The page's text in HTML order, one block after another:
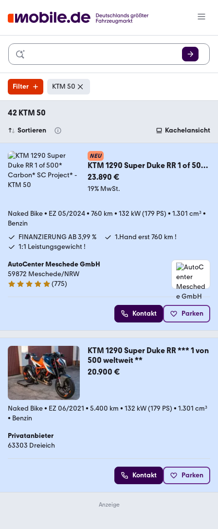
Filter KTM 50
42 KTM 50
Sortieren Kachelansicht
NEU
KTM 1290 Super Duke RR 1 of 500*
Carbon* SC Project*
23.890 €
19% MwSt.
Naked Bike• EZ 05/2024• 760 km • 132 kW (179 PS) • 1.301 cm³•
Benzin
FINANZIERUNG AB 3,99 %
1.Hand erst 760 km !
1:1 Leistungsgewicht !
AutoCenter Meschede GmbH
59872 Meschede/NRW
4.8 Sterne
(775)
Kontakt Parken
KTM 1290 Super Duke RR *** 1 von
500 weltweit **
20.900 €
Naked Bike• EZ 06/2021 • 5.400 km • 132 kW (179 PS) • 1.301 cm³
• Benzin
Privatanbieter
63303 Dreieich
Kontakt Parken